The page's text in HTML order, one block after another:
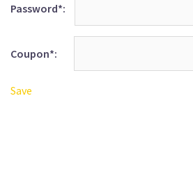
Password*:
Coupon*:
Save